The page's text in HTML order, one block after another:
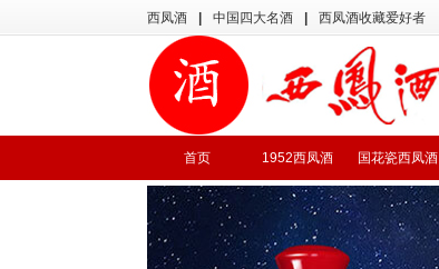
西凤酒 中国四大名酒 西凤酒收藏爱好者
首页 1952西凤酒 国花瓷西凤酒